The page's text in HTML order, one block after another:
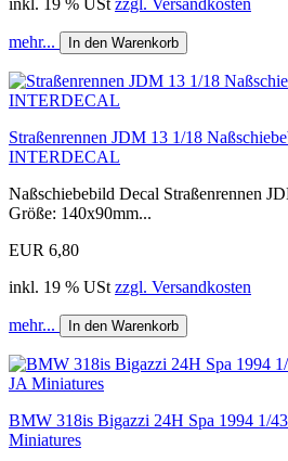
inkl. 19 % USt zzgl. Versandkosten
mehr... In den Warenkorb
Straßenrennen JDM 13 1/18
INTERDECAL
Naßschiebebild Decal Straßenrennen
Größe: 140x90mm...
EUR 6,80
inkl. 19 % USt zzgl. Versandkosten
mehr... In den Warenkorb
BMW 318is Bigazzi 24H Spa 1994 1/
Miniatures